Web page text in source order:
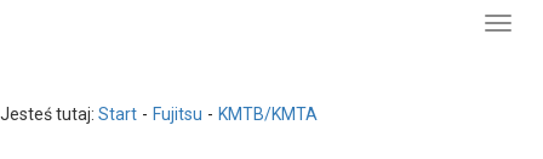
Jesteś tutaj: Start Fujitsu KMTB/KMTA